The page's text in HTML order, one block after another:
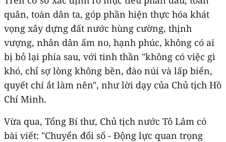
quân, toàn dân ta, góp phần hiện thực hóa khát
vọng xây dựng đất nước hùng cường, thịnh
vượng, nhân dân ấm no, hạnh phúc, không có ai
bị bỏ lại phía sau, với tinh thần "không có việc gì
khó, chỉ sợ lòng không bền, đào núi và lấp biển,
quyết chí ắt làm nên", như lời dạy của Chủ tịch Hồ
Chí Minh.
Vừa qua, Tổng Bí thư, Chủ tịch nước Tô Lâm có
bài viết: "Chuyển đổi số - Động lực quan trọng